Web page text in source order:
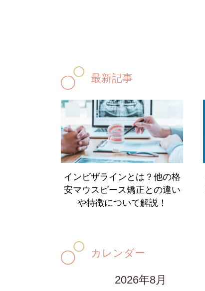
カレンダー
2026年8月
最新記事
インビザラインとは？他の格
安マウスピース矯正との違い
や特徴について解説！